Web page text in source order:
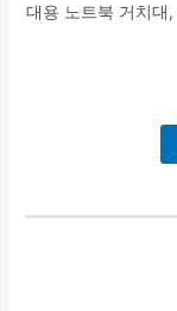
대용 노트북 거치대